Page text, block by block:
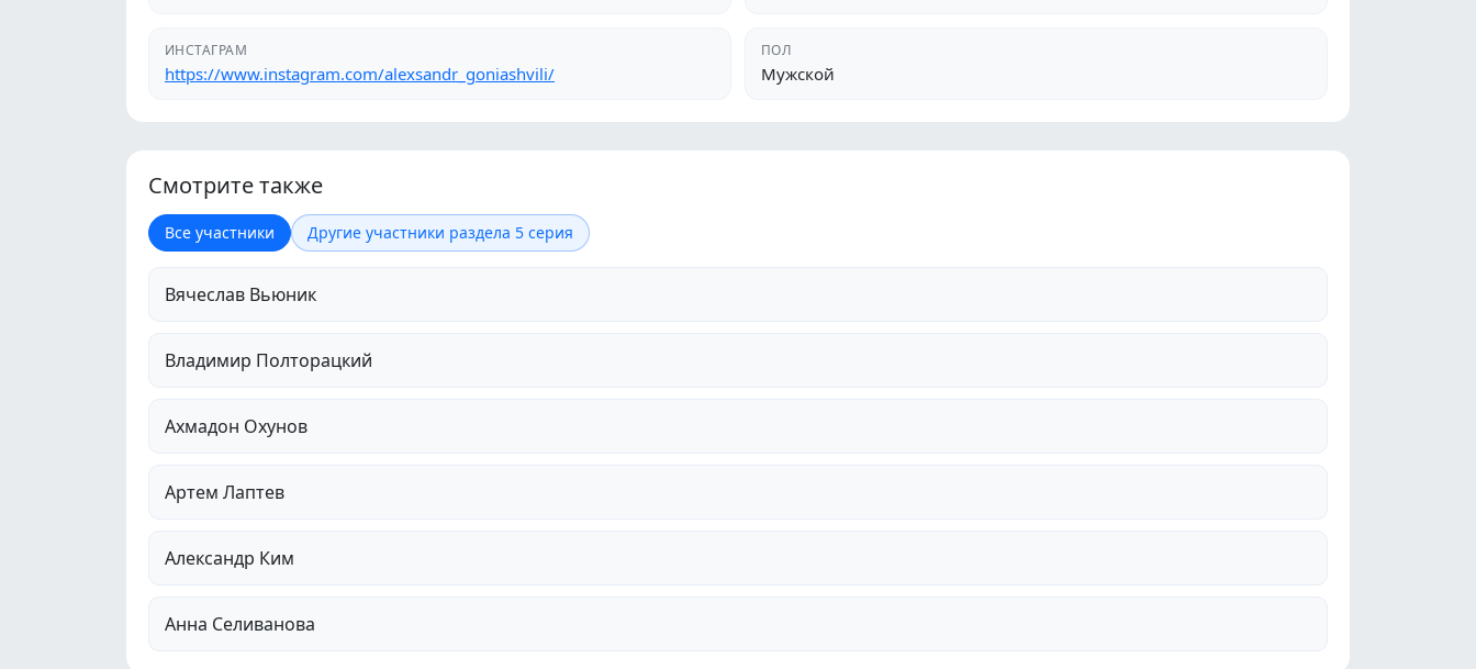
ИНСТАГРАМ
https://www.instagram.com/alexsandr_goniashvili/
ПОЛ
Мужской
Смотрите также
Все участники Другие участники раздела 5 серия
Вячеслав Вьюник
Владимир Полторацкий
Ахмадон Охунов
Артем Лаптев
Александр Ким
Анна Селиванова